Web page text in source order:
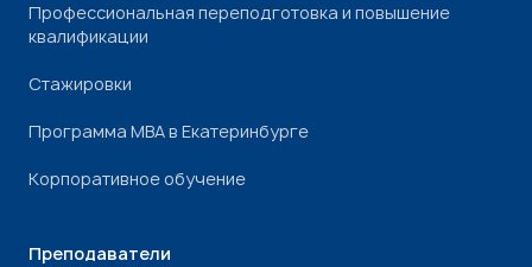
Профессиональная переподготовка и повышение
квалификации
Стажировки
Программа МВА в Екатеринбурге
Корпоративное обучение
Преподаватели